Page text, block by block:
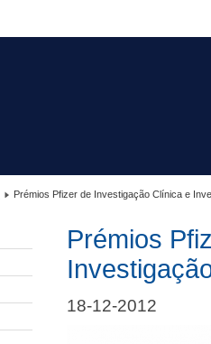
Prémios Pfizer de Investigação Clínica e
Prémios
18-12-2012